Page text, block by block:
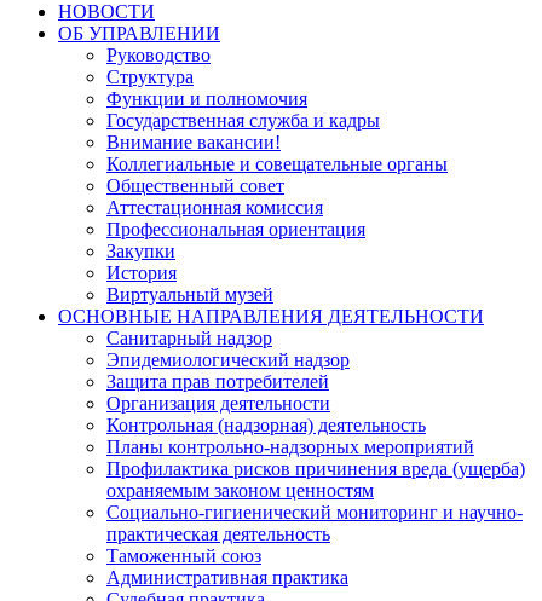
НОВОСТИ
ОБ УПРАВЛЕНИИ
Руководство
Структура
Функции и полномочия
Государственная служба и кадры
Внимание вакансии!
Коллегиальные и совещательные органы
Общественный совет
Аттестационная комиссия
Профессиональная ориентация
Закупки
История
Виртуальный музей
ОСНОВНЫЕ НАПРАВЛЕНИЯ ДЕЯТЕЛЬНОСТИ
Санитарный надзор
Эпидемиологический надзор
Защита прав потребителей
Организация деятельности
Контрольная (надзорная) деятельность
Планы контрольно-надзорных мероприятий
Профилактика рисков причинения вреда (ущерба)
охраняемым законом ценностям
Социально-гигиенический мониторинг и научно-
практическая деятельность
Таможенный союз
Административная практика